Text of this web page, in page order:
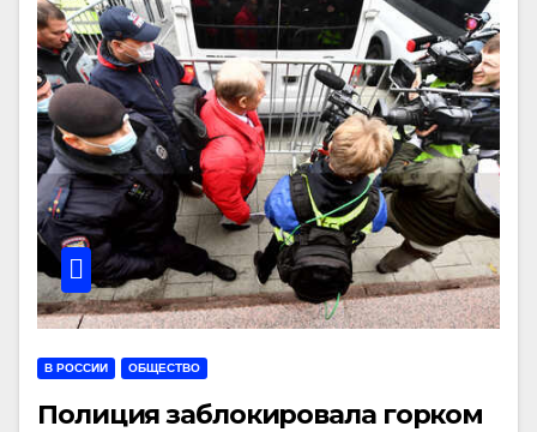
В РОССИИ ОБЩЕСТВО
Полиция заблокировала горком